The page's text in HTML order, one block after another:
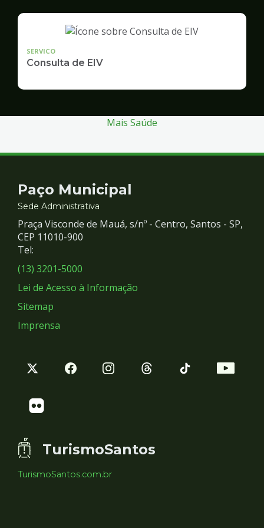
SERVICO
Consulta de EIV
Mais Saúde
Contato
e
Redes
Sociais
Paço Municipal
Sede Administrativa
Praça Visconde de Mauá, s/nº - Centro, Santos - SP,
CEP 11010-900
Tel:
(13) 3201-5000
Lei de Acesso à Informação
Sitemap
Imprensa
TurismoSantos
TurismoSantos.com.br